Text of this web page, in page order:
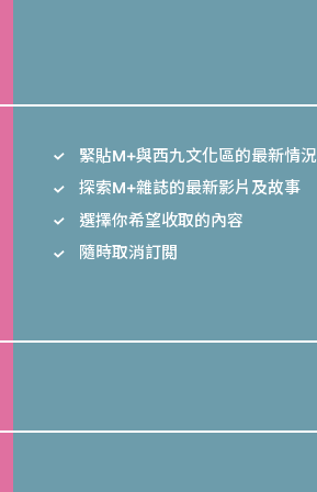
緊貼M+與西九文化區的最新情況
探索M+雜誌的最新影片及故事
選擇你希望收取的內容
隨時取消訂閲